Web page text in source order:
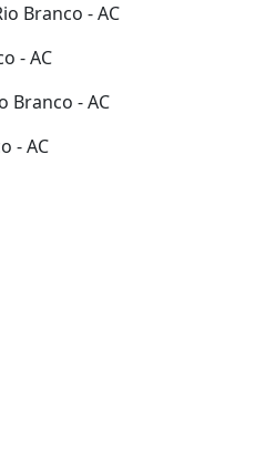
Branco - AC
- AC
Branco - AC
- AC